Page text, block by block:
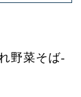
野菜そば-